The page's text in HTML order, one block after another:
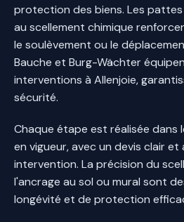
protection des biens. Les
au scellement chimique
le soulèvement ou le
Bauche et Burg-Wächter
interventions à Allenjoie,
sécurité.
Chaque étape est réalisée dans
en vigueur, avec un devis clair
intervention. La précision du
l'ancrage au sol ou mural sont
longévité et de protection